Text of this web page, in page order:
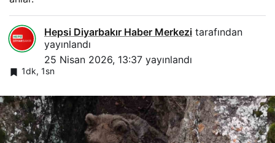
Hepsi Diyarbakır Haber Merkezi tarafından
yayınlandı
25 Nisan 2026, 13:37 yayınlandı
1dk, 1sn